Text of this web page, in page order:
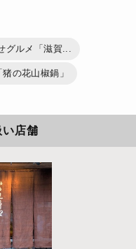
グルメ「滋賀...
の花山椒鍋」
い店舗